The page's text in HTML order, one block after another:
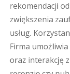
rekomendacji
zwiększenia
usług.
Firma
oraz interakcję